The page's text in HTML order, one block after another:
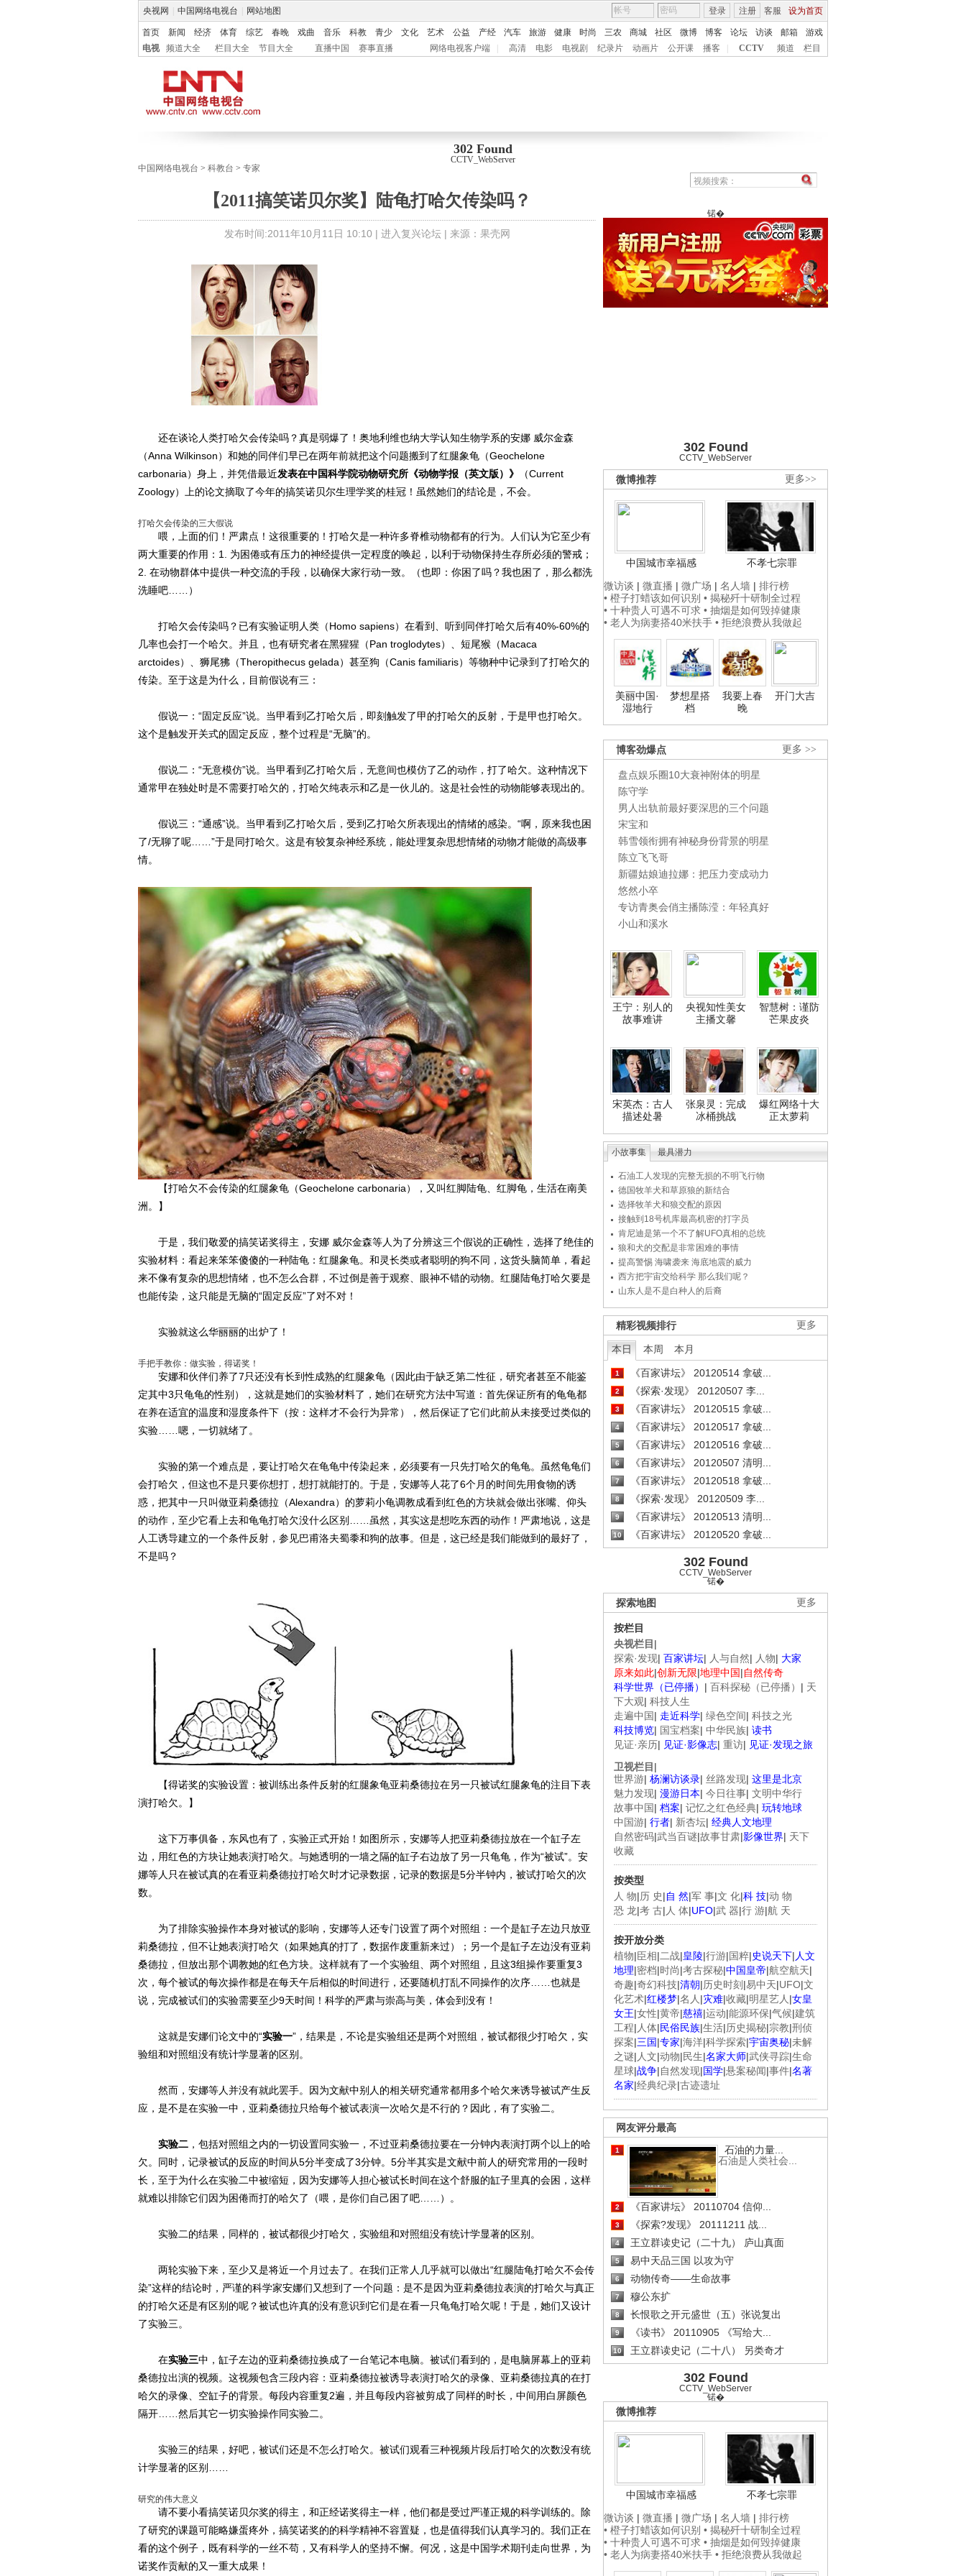
央视网 中国网络电视台 网站地图 客服 设为首页
登录 注册
首页 新闻 经济 体育 综艺 春晚 戏曲 音乐 科教 青少 文化 艺术 公益 产经 汽车 旅游 健康 时尚 三农 商城 社区 微博 博客 论坛 访谈 邮箱
游戏
电视
频道大全 栏目大全 节目大全 直播中国 赛事直播 网络电视客户端 高清 电影 电视剧 纪录片 动画片 公开课 播客 CCTV 频道 栏目
302 Found
CCTV_WebServer
中国网络电视台 > 科教台 > 专家
锘�
302 Found
CCTV_WebServer
更多>>
微博推荐
中国城市幸福感
不孝七宗罪
微访谈 | 微直播 | 微广场 | 名人墙 | 排行榜
• 橙子打蜡该如何识别 • 揭秘歼十研制全过程
• 十种贵人可遇不可求 • 抽烟是如何毁掉健康
• 老人为病妻搭40米扶手 • 拒绝浪费从我做起
美丽中国·
湿地行
梦想星搭
档
我要上春
晚
开门大吉
更多 >>
博客劲爆点
盘点娱乐圈10大衰神附体的明星
陈守学
男人出轨前最好要深思的三个问题
宋宝和
韩雪领衔拥有神秘身份背景的明星
陈立飞飞哥
新疆姑娘迪拉娜：把压力变成动力
悠然小卒
专访青奥会俏主播陈滢：年轻真好
小山和溪水
王宁：别人的
故事难讲
央视知性美女
主播文馨
智慧树：谨防
芒果皮炎
宋英杰：古人
描述处暑
张泉灵：完成
冰桶挑战
爆红网络十大
正太萝莉
小故事集 最具潜力
石油工人发现的完整无损的不明飞行物
德国牧羊犬和草原狼的新结合
选择牧羊犬和狼交配的原因
接触到18号机库最高机密的打字员
肯尼迪是第一个不了解UFO真相的总统
狼和犬的交配是非常困难的事情
提高警惕 海啸袭来 海底地震的威力
西方把宇宙交给科学 那么我们呢？
山东人是不是白种人的后裔
更多
精彩视频排行
本日 本周 本月
1 《百家讲坛》 20120514 拿破...
2 《探索·发现》 20120507 李...
3 《百家讲坛》 20120515 拿破...
4 《百家讲坛》 20120517 拿破...
5 《百家讲坛》 20120516 拿破...
6 《百家讲坛》 20120507 清明...
7 《百家讲坛》 20120518 拿破...
8 《探索·发现》 20120509 李...
9 《百家讲坛》 20120513 清明...
10 《百家讲坛》 20120520 拿破...
302 Found
CCTV_WebServer
锘�
更多
探索地图
按栏目
央视栏目 |
探索·发现| 百家讲坛| 人与自然| 人物| 大家
原来如此|创新无限|地理中国|自然传奇
科学世界（已停播） | 百科探秘（已停播） | 天
下大观| 科技人生
走遍中国| 走近科学| 绿色空间| 科技之光
科技博览| 国宝档案| 中华民族| 读书
见证·亲历| 见证·影像志| 重访| 见证·发现之旅
卫视栏目 |
世界游| 杨澜访谈录| 丝路发现| 这里是北京
魅力发现| 漫游日本| 今日往事| 文明中华行
故事中国| 档案| 记忆之红色经典| 玩转地球
中国游| 行者| 新杏坛| 经典人文地理
自然密码|武当百谜|故事甘肃|影像世界| 天下
收藏
按类型
人 物|历 史|自 然|军 事|文 化|科 技|动 物
恐 龙|考 古| 人 体|UFO|武 器|行 游|航 天
按开放分类
植物|臣相|二战|皇陵|行游|国粹|史说天下| 人文
地理|密档|时尚|考古探秘|中国皇帝|航空航天|
奇趣|奇幻科技|清朝|历史时刻 |易中天|UFO|文
化艺术|红楼梦|名人 |灾难|收藏|明星艺人 |女皇
女王|女性|黄帝|慈禧|运动|能源环保|气候|建筑
工程| 人体|民俗民族|生活|历史揭秘|宗教|刑侦
探案|三国|专家|海洋|科学探索|宇宙奥秘|未解
之谜| 人文|动物|民生|名家大师|武侠寻踪|生命
星球|战争|自然发现|国学|悬案秘闻|事件|名著
名家|经典纪录|古迹遗址
网友评分最高
1
石油的力量...
石油是人类社会...
2 《百家讲坛》 20110704 信仰...
3 《探索?发现》 20111211 战...
4 王立群读史记（二十九） 庐山真面
5 易中天品三国 以攻为守
6 动物传奇——生命故事
7 穆公东扩
8 长恨歌之开元盛世（五）张说复出
9 《读书》 20110905 《写给大...
10 王立群读史记（二十八） 另类奇才
302 Found
CCTV_WebServer
锘�
微博推荐
中国城市幸福感
不孝七宗罪
微访谈 | 微直播 | 微广场 | 名人墙 | 排行榜
• 橙子打蜡该如何识别 • 揭秘歼十研制全过程
• 十种贵人可遇不可求 • 抽烟是如何毁掉健康
• 老人为病妻搭40米扶手 • 拒绝浪费从我做起
【2011搞笑诺贝尔奖】陆龟打哈欠传染吗？
发布时间:2011年10月11日 10:10 | 进入复兴论坛| 来源： 果壳网
还在谈论人类打哈欠会传染吗？真是弱爆了！奥地利维也纳大学认知生物学系的安娜 威尔金森
（Anna Wilkinson）和她的同伴们早已在两年前就把这个问题搬到了红腿象龟（Geochelone
carbonaria）身上，并凭借最近发表在中国科学院动物研究所《动物学报（英文版）》
（Current
Zoology）上的论文摘取了今年的搞笑诺贝尔生理学奖的桂冠！虽然她们的结论是，不会。
打哈欠会传染的三大假说
喂，上面的们！严肃点！这很重要的！打哈欠是一种许多脊椎动物都有的行为。人们认为它至少有
两大重要的作用：1. 为困倦或有压力的神经提供一定程度的唤起，以利于动物保持生存所必须的警戒；
2. 在动物群体中提供一种交流的手段，以确保大家行动一致。（也即：你困了吗？我也困了，那么都洗
洗睡吧……）
打哈欠会传染吗？已有实验证明人类（Homo sapiens）在看到、听到同伴打哈欠后有40%-60%的
几率也会打一个哈欠。并且，也有研究者在黑猩猩（Pan troglodytes）、短尾猴（Macaca
arctoides）、狮尾狒（Theropithecus gelada）甚至狗（Canis familiaris）等物种中记录到了打哈欠的
传染。至于这是为什么，目前假说有三：
假说一：“固定反应”说。当甲看到乙打哈欠后，即刻触发了甲的打哈欠的反射，于是甲也打哈欠。
这个是触发开关式的固定反应，整个过程是“无脑”的。
假说二：“无意模仿”说。当甲看到乙打哈欠后，无意间也模仿了乙的动作，打了哈欠。这种情况下
通常甲在独处时是不需要打哈欠的，打哈欠纯表示和乙是一伙儿的。这是社会性的动物能够表现出的。
假说三：“通感”说。当甲看到乙打哈欠后，受到乙打哈欠所表现出的情绪的感染。“啊，原来我也困
了/无聊了呢……”于是同打哈欠。这是有较复杂神经系统，能处理复杂思想情绪的动物才能做的高级事
情。
【打哈欠不会传染的红腿象龟（Geochelone carbonaria），又叫红脚陆龟、红脚龟，生活在南美
洲。】
于是，我们敬爱的搞笑诺奖得主，安娜 威尔金森等人为了分辨这三个假说的正确性，选择了绝佳的
实验材料：看起来笨笨傻傻的一种陆龟：红腿象龟。和灵长类或者聪明的狗不同，这货头脑简单，看起
来不像有复杂的思想情绪，也不怎么合群，不过倒是善于观察、眼神不错的动物。红腿陆龟打哈欠要是
也能传染，这只能是无脑的“固定反应”了对不对！
实验就这么华丽丽的出炉了！
手把手教你：做实验，得诺奖！
安娜和伙伴们养了7只还没有长到性成熟的红腿象龟（因此由于缺乏第二性征，研究者甚至不能鉴
定其中3只龟龟的性别），这就是她们的实验材料了，她们在研究方法中写道：首先保证所有的龟龟都
在养在适宜的温度和湿度条件下（按：这样才不会行为异常），然后保证了它们此前从未接受过类似的
实验……嗯，一切就绪了。
实验的第一个难点是，要让打哈欠在龟龟中传染起来，必须要有一只先打哈欠的龟龟。虽然龟龟们
会打哈欠，但这也不是只要你想打，想打就能打的。于是，安娜等人花了6个月的时间先用食物的诱
惑，把其中一只叫做亚莉桑德拉（Alexandra）的萝莉小龟调教成看到红色的方块就会做出张嘴、仰头
的动作，至少它看上去和龟龟打哈欠没什么区别……虽然，其实这是想吃东西的动作！严肃地说，这是
人工诱导建立的一个条件反射，参见巴甫洛夫蜀黍和狗的故事。但是，这已经是我们能做到的最好了，
不是吗？
【得诺奖的实验设置：被训练出条件反射的红腿象龟亚莉桑德拉在另一只被试红腿象龟的注目下表
演打哈欠。】
这下万事俱备，东风也有了，实验正式开始！如图所示，安娜等人把亚莉桑德拉放在一个缸子左
边，用红色的方块让她表演打哈欠。与她透明的一墙之隔的缸子右边放了另一只龟龟，作为“被试”。安
娜等人只在被试真的在看亚莉桑德拉打哈欠时才记录数据，记录的数据是5分半钟内，被试打哈欠的次
数。
为了排除实验操作本身对被试的影响，安娜等人还专门设置了两个对照组：一个是缸子左边只放亚
莉桑德拉，但不让她表演打哈欠（如果她真的打了，数据作废重新来过）；另一个是缸子左边没有亚莉
桑德拉，但放出那个调教她的红色方块。这样就有了一个实验组、两个对照组，且这3组操作要重复3
次，每个被试的每次操作都是在每天午后相似的时间进行，还要随机打乱不同操作的次序……也就是
说，完成被试们的实验需要至少9天时间！科学的严肃与崇高与美，体会到没有！
这就是安娜们论文中的“实验一”，结果是，不论是实验组还是两个对照组，被试都很少打哈欠，实
验组和对照组没有统计学显著的区别。
然而，安娜等人并没有就此罢手。因为文献中别人的相关研究通常都用多个哈欠来诱导被试产生反
应，是不是在实验一中，亚莉桑德拉只给每个被试表演一次哈欠是不行的？因此，有了实验二。
实验二 ，包括对照组之内的一切设置同实验一，不过亚莉桑德拉要在一分钟内表演打两个以上的哈
欠。同时，记录被试的反应的时间从5分半变成了3分钟。5分半其实是文献中前人的研究常用的一段时
长，至于为什么在实验二中被缩短，因为安娜等人担心被试长时间在这个舒服的缸子里真的会困，这样
就难以排除它们因为困倦而打的哈欠了（喂，是你们自己困了吧……）。
实验二的结果，同样的，被试都很少打哈欠，实验组和对照组没有统计学显著的区别。
两轮实验下来，至少又是将近一个月过去了。在我们正常人几乎就可以做出“红腿陆龟打哈欠不会传
染”这样的结论时，严谨的科学家安娜们又想到了一个问题：是不是因为亚莉桑德拉表演的打哈欠与真正
的打哈欠还是有区别的呢？被试也许真的没有意识到它们是在看一只龟龟打哈欠呢！于是，她们又设计
了实验三。
在实验三中，缸子左边的亚莉桑德拉换成了一台笔记本电脑。被试们看到的，是电脑屏幕上的亚莉
桑德拉出演的视频。这视频包含三段内容：亚莉桑德拉被诱导表演打哈欠的录像、亚莉桑德拉真的在打
哈欠的录像、空缸子的背景。每段内容重复2遍，并且每段内容被剪成了同样的时长，中间用白屏颜色
隔开……然后其它一切实验操作同实验二。
实验三的结果，好吧，被试们还是不怎么打哈欠。被试们观看三种视频片段后打哈欠的次数没有统
计学显著的区别……
研究的伟大意义
请不要小看搞笑诺贝尔奖的得主，和正经诺奖得主一样，他们都是受过严谨正规的科学训练的。除
了研究的课题可能略嫌蛋疼外，搞笑诺奖的的科学精神不容置疑，也是值得我们认真学习的。我们正在
看的这个例子，既有科学的一丝不苟，又有科学人的坚持不懈。何况，这是中国学术期刊走向世界，为
诺奖作贡献的又一重大成果！